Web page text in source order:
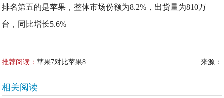
排名第五的是苹果，整体市场份额为8.2%，出货量为810万
台，同比增长5.6%
推荐阅读：苹果7对比苹果8 来源：
相关阅读